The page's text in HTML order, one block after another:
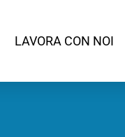
LAVORA CON NOI